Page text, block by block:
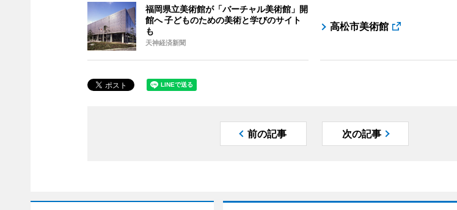
福岡県立美術館が「バーチャル美術館」開
館へ 子どものための美術と学びのサイト
も
天神経済新聞
高松市美術館
前の記事 次の記事